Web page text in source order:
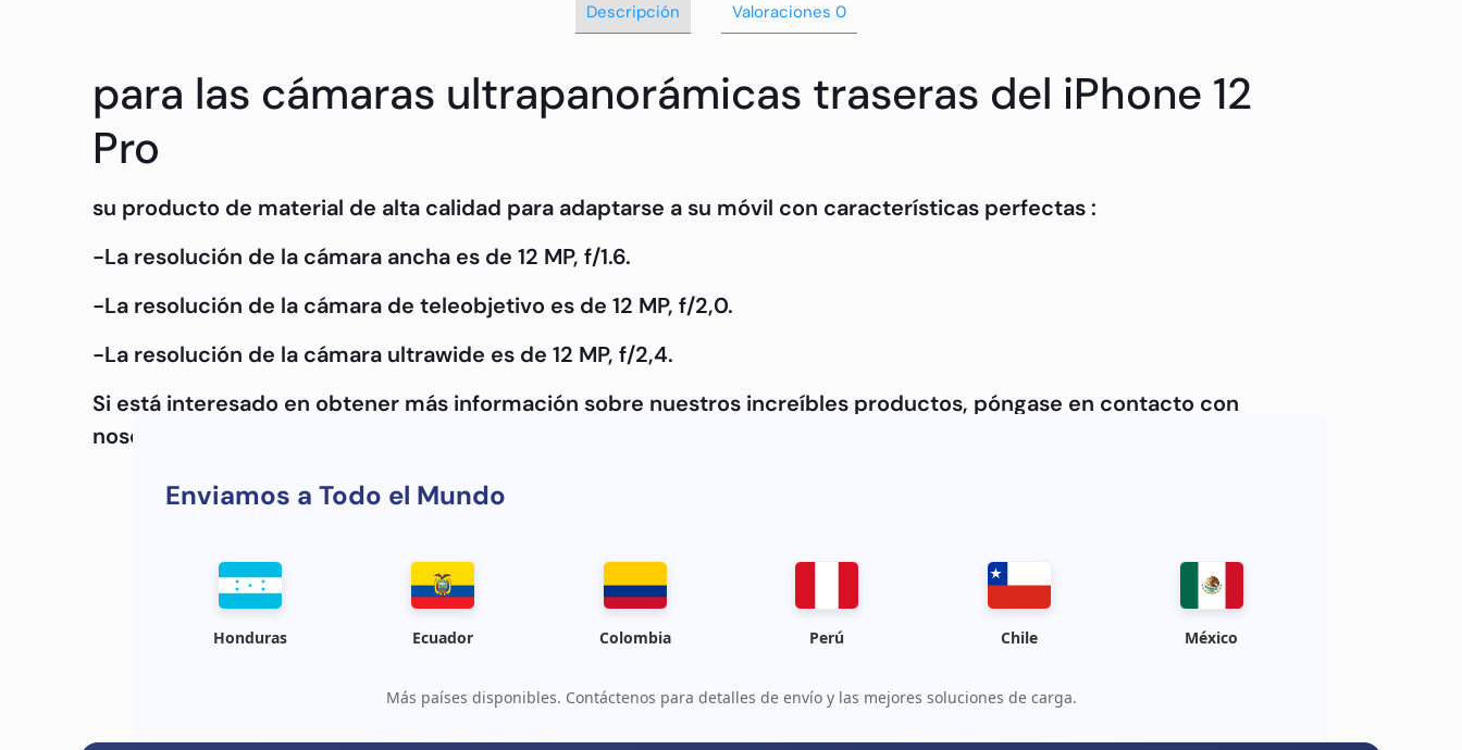
Descripción Valoraciones 0
para las cámaras ultrapanorámicas traseras del iPhone 12
Pro
su producto de material de alta calidad para adaptarse a su móvil con características perfectas :
-La resolución de la cámara ancha es de 12 MP, f/1.6.
-La resolución de la cámara de teleobjetivo es de 12 MP, f/2,0.
-La resolución de la cámara ultrawide es de 12 MP, f/2,4.
Si está interesado en obtener más información sobre nuestros increíbles productos, póngase en contacto con
nosotros.
Enviamos a Todo el Mundo
Honduras Ecuador Colombia Perú Chile México
Más países disponibles. Contáctenos para detalles de envío y las mejores soluciones de carga.